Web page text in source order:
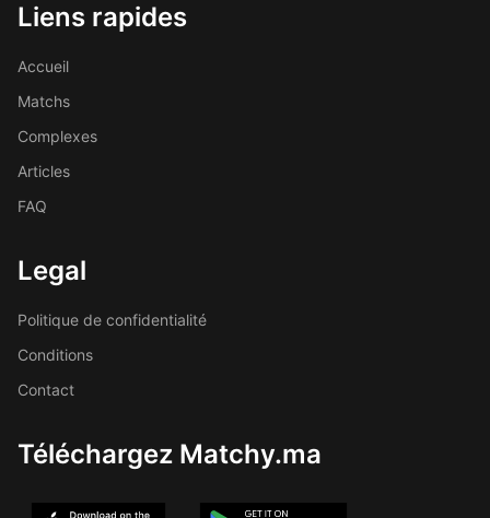
Liens rapides
Accueil
Matchs
Complexes
Articles
FAQ
Legal
Politique de confidentialité
Conditions
Contact
Téléchargez Matchy.ma